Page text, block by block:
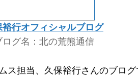
裕行オフィシャルブログ
ログ名：北の荒熊通信
担当、久保裕行さんのブロ